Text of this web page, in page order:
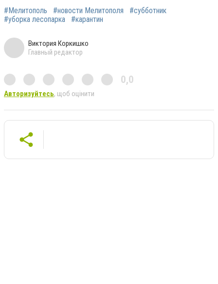
#Мелитополь #новости Мелитополя
#субботник
#уборка лесопарка
#карантин
Виктория Коркишко
Главный редактор
0,0
Авторизуйтесь, щоб оцінити